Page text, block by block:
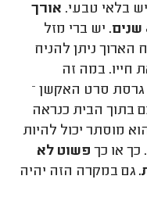
יש בלאי טבעי. אורך
יש ברי מזל
הארוך ניתן להניח
חייו. במה זה
גרסת סרט האקשן –
בתוך הבית כנראה
מוסתר יכול להיות
או כך פשוט לא
גם במקרה הזה יהיה